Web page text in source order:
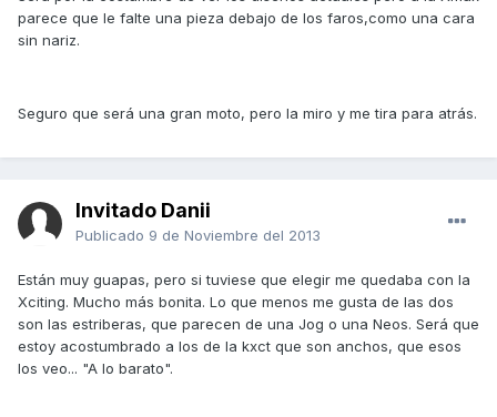
parece que le falte una pieza debajo de los faros,como una cara
sin nariz.
Seguro que será una gran moto, pero la miro y me tira para atrás.
Invitado Danii
Publicado 9 de Noviembre del 2013
Están muy guapas, pero si tuviese que elegir me quedaba con la
Xciting. Mucho más bonita. Lo que menos me gusta de las dos
son las estriberas, que parecen de una Jog o una Neos. Será que
estoy acostumbrado a los de la kxct que son anchos, que esos
los veo... "A lo barato".